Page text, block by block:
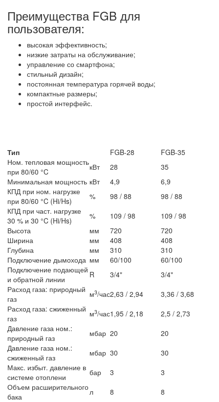
Преимущества FGB для
пользователя:
высокая эффективность;
низкие затраты на обслуживание;
управление со смартфона;
стильный дизайн;
постоянная температура горячей воды;
компактные размеры;
простой интерфейс.
Тип FGB-28
FGB-35
Ном. тепловая мощность
при 80/60 °C
кВт 28
35
Минимальная мощность кВт 4,9
6,9
КПД при ном. нагрузке
при 80/60 °C (Hi/Hs)
% 98 / 88
98 / 88
КПД при част. нагрузке
30 % и 30 °C (Hi/Hs)
% 109 / 98
109 / 98
Высота
мм 720
720
Ширина
мм 408
408
Глубина
мм 310
310
Подключение дымохода мм 60/100
60/100
Подключение подающей
и обратной линии
R 3/4"
3/4"
Расход газа: природный
газ
м3/час2,63 / 2,94
3,36 / 3,68
Расход газа: сжиженный
газ
м3/час1,95 / 2,18
2,5 / 2,73
Давление газа ном.:
природный газ
мбар 20
20
Давление газа ном.:
сжиженный газ
мбар 30
30
Макс. избыт. давление в
системе отоплени
бар 3
3
Объем расширительного
бака
л 8 8